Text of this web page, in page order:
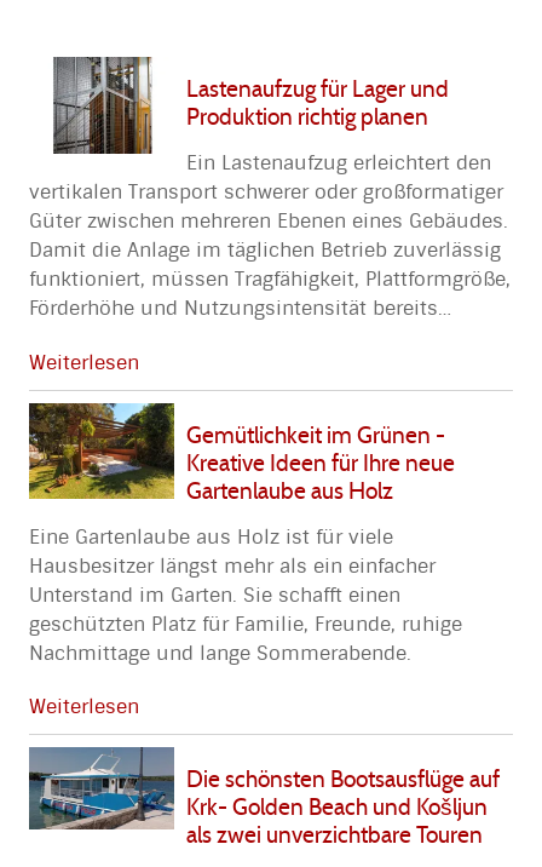
Lastenaufzug für Lager und
Produktion richtig planen
Ein Lastenaufzug erleichtert den
vertikalen Transport schwerer oder großformatiger
Güter zwischen mehreren Ebenen eines Gebäudes.
Damit die Anlage im täglichen Betrieb zuverlässig
funktioniert, müssen Tragfähigkeit, Plattformgröße,
Förderhöhe und Nutzungsintensität bereits…
Weiterlesen
Gemütlichkeit im Grünen -
Kreative Ideen für Ihre neue
Gartenlaube aus Holz
Eine Gartenlaube aus Holz ist für viele
Hausbesitzer längst mehr als ein einfacher
Unterstand im Garten. Sie schafft einen
geschützten Platz für Familie, Freunde, ruhige
Nachmittage und lange Sommerabende.
Weiterlesen
Die schönsten Bootsausflüge auf
Krk- Golden Beach und Košljun
als zwei unverzichtbare Touren